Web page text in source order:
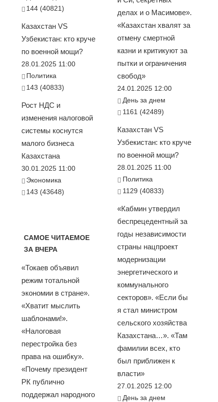
144 (40821)
Казахстан VS
Узбекистан: кто круче
по военной мощи?
28.01.2025 11:00
Политика
143 (40833)
Рост НДС и
изменения налоговой
системы коснутся
малого бизнеса
Казахстана
30.01.2025 11:00
Экономика
143 (43648)
САМОЕ ЧИТАЕМОЕ
ЗА ВЧЕРА
«Токаев объявил
режим тотальной
экономии в стране».
«Хватит мыслить
шаблонами!».
«Налоговая
перестройка без
права на ошибку».
«Почему президент
РК публично
поддержал народного
делах и о Масимове».
«Казахстан хвалят за
отмену смертной
казни и критикуют за
пытки и ограничения
свобод»
24.01.2025 12:00
День за днем
1161 (42489)
Казахстан VS
Узбекистан: кто круче
по военной мощи?
28.01.2025 11:00
Политика
1129 (40833)
«Кабмин утвердил
беспрецедентный за
годы независимости
страны нацпроект
модернизации
энергетического и
коммунального
секторов». «Если бы
я стал министром
сельского хозяйства
Казахстана…». «Там
фамилии всех, кто
был приближен к
власти»
27.01.2025 12:00
День за днем